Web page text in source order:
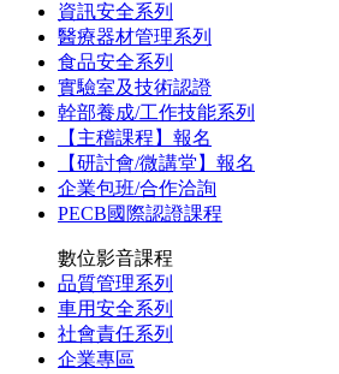
資訊安全系列
醫療器材管理系列
食品安全系列
實驗室及技術認證
幹部養成/工作技能系列
【主稽課程】報名
【研討會/微講堂】報名
企業包班/合作洽詢
PECB國際認證課程
數位影音課程
品質管理系列
車用安全系列
社會責任系列
企業專區